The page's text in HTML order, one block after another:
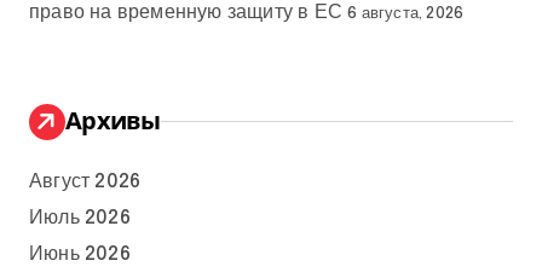
право на временную защиту в ЕС 6 августа, 2026
Архивы
Август 2026
Июль 2026
Июнь 2026